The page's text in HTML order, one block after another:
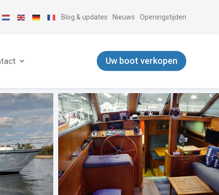
Blog & updates Nieuws Openingstijden
Uw boot verkopen